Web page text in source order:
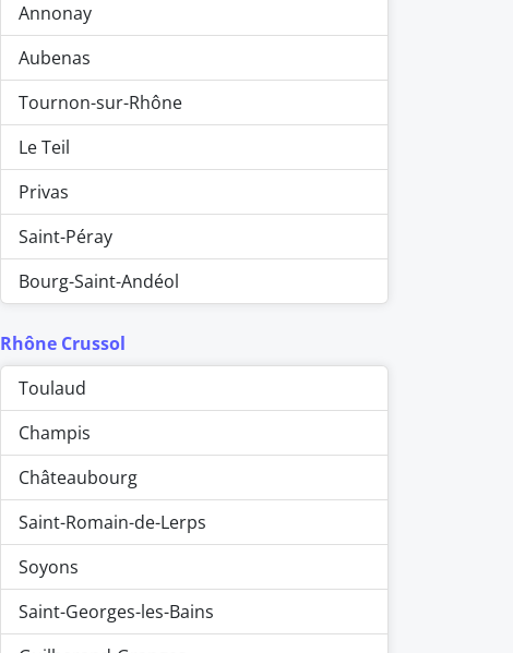
Annonay
Aubenas
Tournon-sur-Rhône
Le Teil
Privas
Saint-Péray
Bourg-Saint-Andéol
Rhône Crussol
Toulaud
Champis
Châteaubourg
Saint-Romain-de-Lerps
Soyons
Saint-Georges-les-Bains